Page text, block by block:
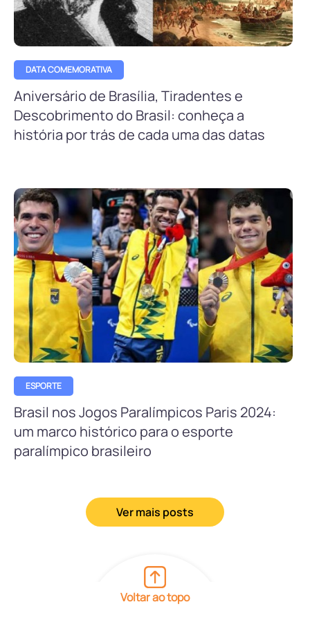
DATA COMEMORATIVA
Aniversário de Brasília, Tiradentes e
Descobrimento do Brasil: conheça a
história por trás de cada uma das datas
ESPORTE
Brasil nos Jogos Paralímpicos Paris 2024:
um marco histórico para o esporte
paralímpico brasileiro
Ver mais posts
Voltar ao topo